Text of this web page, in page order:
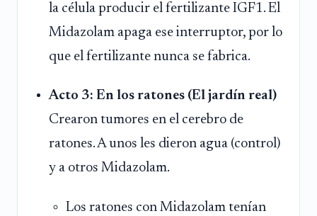
la célula producir el fertilizante IGF1. El
Midazolam apaga ese interruptor, por lo
que el fertilizante nunca se fabrica.
Acto 3: En los ratones (El jardín real)
Crearon tumores en el cerebro de
ratones. A unos les dieron agua (control)
y a otros Midazolam.
Los ratones con Midazolam tenían